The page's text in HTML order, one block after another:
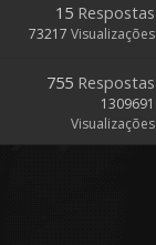
15 Respostas
73217 Visualizações
755 Respostas
1309691
Visualizações